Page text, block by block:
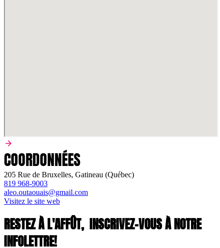
COORDONNÉES
205 Rue de Bruxelles, Gatineau (Québec)
819 968-9003
aleo.outaouais@gmail.com
Visitez le site web
RESTEZ À L'AFFÛT, INSCRIVEZ-VOUS À NOTRE
INFOLETTRE!